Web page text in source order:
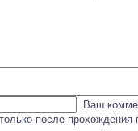
Ваш
после